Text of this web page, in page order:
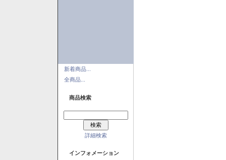
新着商品...
全商品...
商品検索
詳細検索
インフォメーション